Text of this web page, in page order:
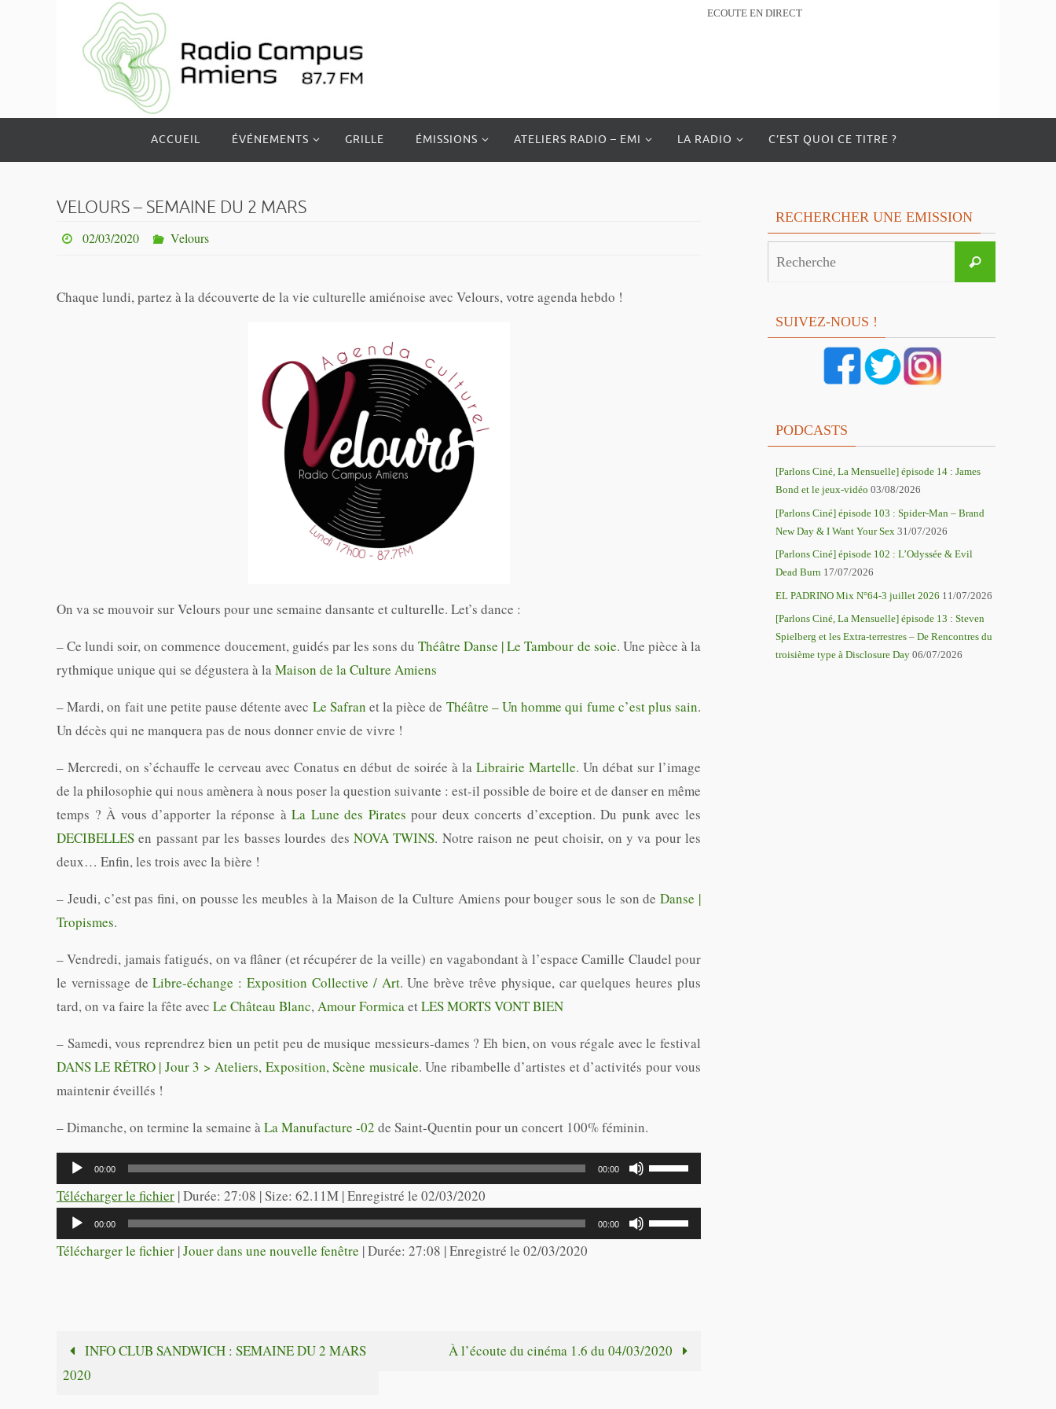
ECOUTE EN DIRECT
le
ACCUEIL ÉVÉNEMENTS GRILLE ÉMISSIONS ATELIERS RADIO – EMI LA RADIO C’EST QUOI CE TITRE ?
VELOURS – SEMAINE DU 2 MARS
02/03/2020 Velours
Chaque lundi, partez à la découverte de la vie culturelle amiénoise avec Velours, votre agenda hebdo !
On va se mouvoir sur Velours pour une semaine dansante et culturelle. Let’s dance :
– Ce lundi soir, on commence doucement, guidés par les sons duThéâtre Danse | Le Tambour de soie. Une pièce à la
rythmique unique qui se dégustera à laMaison de la Culture Amiens
– Mardi, on fait une petite pause détente avec Le Safran et la pièce de Théâtre – Un homme qui fume c’est plus sain.
Un décès qui ne manquera pas de nous donner envie de vivre !
– Mercredi, on s’échauffe le cerveau avec Conatus en début de soirée à la Librairie Martelle. Un débat sur l’image
de la philosophie qui nous amènera à nous poser la question suivante : est-il possible de boire et de danser en même
temps ? À vous d’apporter la réponse àLa Lune des Pirates pour deux concerts d’exception. Du punk avec les
DECIBELLES en passant par les basses lourdes des NOVA TWINS. Notre raison ne peut choisir, on y va pour les
deux… Enfin, les trois avec la bière !
– Jeudi, c’est pas fini, on pousse les meubles à la Maison de la Culture Amiens pour bouger sous le son deDanse |
Tropismes.
– Vendredi, jamais fatigués, on va flâner (et récupérer de la veille) en vagabondant à l’espace Camille Claudel pour
le vernissage deLibre-échange : Exposition Collective / Art. Une brève trêve physique, car quelques heures plus
tard, on va faire la fête avec Le Château Blanc,Amour FormicaetLES MORTS VONT BIEN
– Samedi, vous reprendrez bien un petit peu de musique messieurs-dames ? Eh bien, on vous régale avec le festival
DANS LE RÉTRO | Jour 3 > Ateliers, Exposition, Scène musicale. Une ribambelle d’artistes et d’activités pour vous
maintenir éveillés !
– Dimanche, on termine la semaine àLa Manufacture -02 de Saint-Quentin pour un concert 100% féminin.
Lecteur
audio
00:00 00:00
Utilisez
les
flèches
le
Télécharger le fichier | Durée: 27:08 | Size: 62.11M | Enregistré le 02/03/2020
Lecteur
audio
00:00 00:00
Utilisez
les
ou
Télécharger le fichier |Jouer dans une nouvelle fenêtre |Durée: 27:08 |Enregistré le 02/03/2020
INFO CLUB SANDWICH : SEMAINE DU 2 MARS
2020
À l’écoute du cinéma 1.6 du 04/03/2020
RECHERCHER UNE EMISSION
Recherche
SUIVEZ-NOUS !
PODCASTS
[Parlons Ciné, La Mensuelle] épisode 14 : James
Bond et le jeux-vidéo 03/08/2026
[Parlons Ciné] épisode 103 : Spider-Man – Brand
New Day & I Want Your Sex 31/07/2026
[Parlons Ciné] épisode 102 : L’Odyssée & Evil
Dead Burn 17/07/2026
EL PADRINO Mix N°64-3 juillet 2026 11/07/2026
[Parlons Ciné, La Mensuelle] épisode 13 : Steven
Spielberg et les Extra-terrestres – De Rencontres du
troisième type à Disclosure Day 06/07/2026